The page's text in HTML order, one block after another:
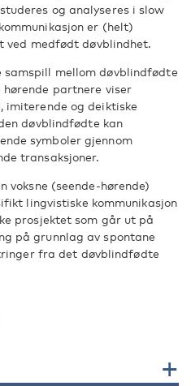
og analyseres i slow
er (helt)
ved medfødt døvblindhet.
samspill mellom døvblindfødte
hørende partnere viser
imiterende og deiktiske
døvblindfødte kan
symboler gjennom
transaksjoner.
(seende-hørende)
lingvistiske kommunikasjon
prosjektet som går ut på
på grunnlag av spontane
fra det døvblindfødte